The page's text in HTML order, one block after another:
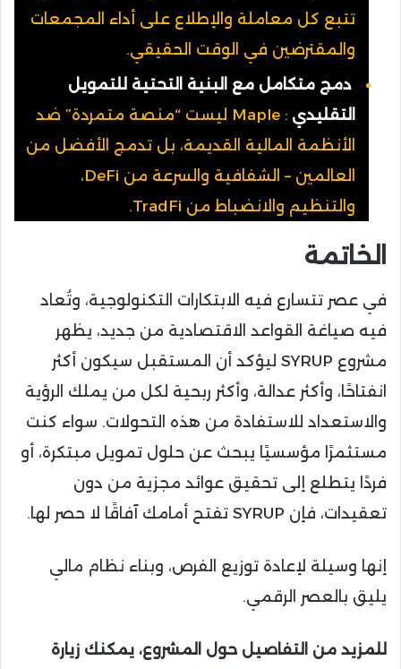
تتبع كل معاملة والإطلاع على أداء المجمعات
والمقترضين في الوقت الحقيقي.
دمج متكامل مع البنية التحتية للتمويل
التقليدي
: Maple ليست “منصة متمردة” ضد
الأنظمة المالية القديمة، بل تدمج الأفضل من
العالمين – الشفافية والسرعة من DeFi،
والتنظيم والانضباط من TradFi.
الخاتمة
في عصر تتسارع فيه الابتكارات التكنولوجية، وتُعاد
فيه صياغة القواعد الاقتصادية من جديد، يظهر
مشروع SYRUP ليؤكد أن المستقبل سيكون أكثر
انفتاحًا، وأكثر عدالة، وأكثر ربحية لكل من يملك الرؤية
والاستعداد للاستفادة من هذه التحولات. سواء كنت
مستثمرًا مؤسسيًا يبحث عن حلول تمويل مبتكرة، أو
فردًا يتطلع إلى تحقيق عوائد مجزية من دون
تعقيدات، فإن SYRUP تفتح أمامك آفاقًا لا حصر لها.
إنها وسيلة لإعادة توزيع الفرص، وبناء نظام مالي
يليق بالعصر الرقمي.
للمزيد من التفاصيل حول المشروع، يمكنك زيارة